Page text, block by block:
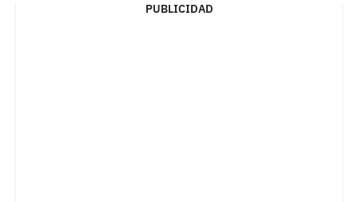
PUBLICIDAD